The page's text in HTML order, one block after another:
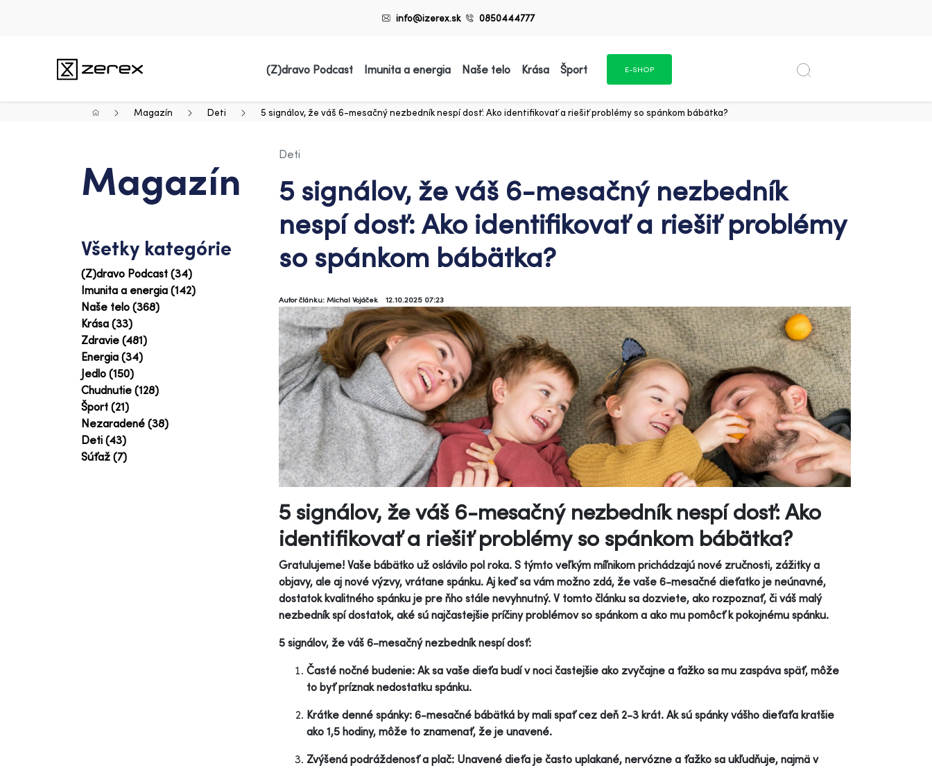
info@izerex.sk 0850444777
(Z)dravo Podcast Imunita a energia Naše telo Krása Šport E-SHOP
Magazín Deti 5 signálov, že váš 6-mesačný nezbedník nespí dosť: Ako identifikovať a riešiť problémy so spánkom bábätka?
Magazín
Všetky kategórie
(Z)dravo Podcast (34)
Imunita a energia (142)
Naše telo (368)
Krása (33)
Zdravie (481)
Energia (34)
Jedlo (150)
Chudnutie (128)
Šport (21)
Nezaradené (38)
Deti (43)
Súťaž (7)
Deti
5 signálov, že váš 6-mesačný nezbedník
nespí dosť: Ako identifikovať a riešiť problémy
so spánkom bábätka?
Autor článku: Michal Vojáček 12.10.2025 07:23
5 signálov, že váš 6-mesačný nezbedník nespí dosť: Ako
identifikovať a riešiť problémy so spánkom bábätka?
Gratulujeme! Vaše bábätko už oslávilo pol roka. S týmto veľkým míľnikom prichádzajú nové zručnosti, zážitky a
objavy, ale aj nové výzvy, vrátane spánku. Aj keď sa vám možno zdá, že vaše 6-mesačné dieťatko je neúnavné,
dostatok kvalitného spánku je pre ňho stále nevyhnutný. V tomto článku sa dozviete, ako rozpoznať, či váš malý
nezbedník spí dostatok, aké sú najčastejšie príčiny problémov so spánkom a ako mu pomôcť k pokojnému spánku.
5 signálov, že váš 6-mesačný nezbedník nespí dosť:
Časté nočné budenie: Ak sa vaše dieťa budí v noci častejšie ako zvyčajne a ťažko sa mu zaspáva späť, môže
to byť príznak nedostatku spánku.
Krátke denné spánky: 6-mesačné bábätká by mali spať cez deň 2-3 krát. Ak sú spánky vášho dieťaťa kratšie
ako 1,5 hodiny, môže to znamenať, že je unavené.
Zvýšená podráždenosť a plač: Unavené dieťa je často uplakané, nervózne a ťažko sa ukľudňuje, najmä v